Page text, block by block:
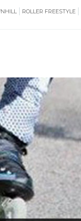
ROLLER FREESTYLE